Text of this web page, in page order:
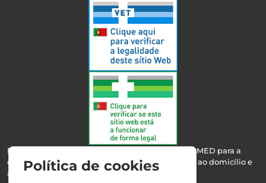
Esta farmácia encontra-se autorizada pelo INFARMED para a
dispensa de medicamentos e produtos de saúde ao domicílio e
através da internet.
Política de cookies